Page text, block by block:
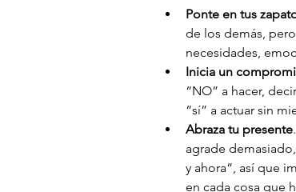
Ponte en tus
de los demás,
necesidades,
Inicia un
“NO” a hacer,
“sí” a actuar sin
Abraza tu presente
agrade
y ahora“, así que
en cada cosa que